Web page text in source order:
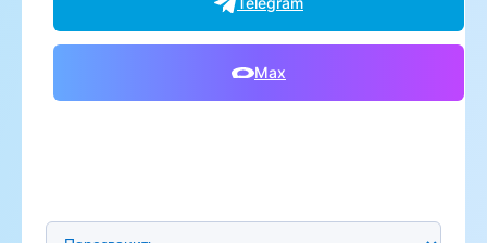
Max
Предпочтительный способ связи